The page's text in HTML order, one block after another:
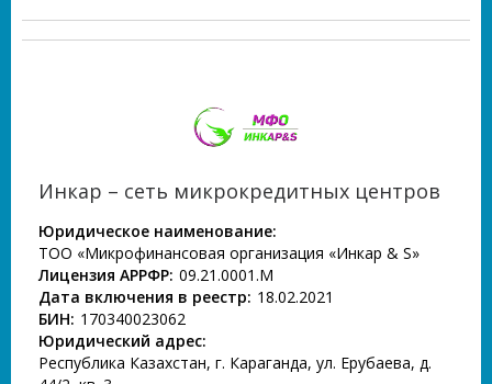
Инкар – сеть микрокредитных центров
Юридическое наименование:
ТОО «Микрофинансовая организация «Инкар & S»
Лицензия АРРФР: 09.21.0001.М
Дата включения в реестр: 18.02.2021
БИН: 170340023062
Юридический адрес:
Республика Казахстан, г. Караганда, ул. Ерубаева, д.